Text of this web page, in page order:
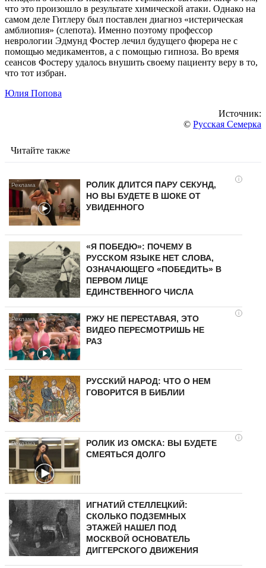
что это произошло в результате химической атаки. Однако на
самом деле Гитлеру был поставлен диагноз «истерическая
амблиопия» (слепота). Именно поэтому профессор
неврологии Эдмунд Фостер лечил будущего фюрера не с
помощью медикаментов, а с помощью гипноза. Во время
сеансов Фостеру удалось внушить своему пациенту веру в то,
что тот избран.
Юлия Попова
Источник:
© Русская Семерка
Читайте также
i
РОЛИК ДЛИТСЯ ПАРУ СЕКУНД,
НО ВЫ БУДЕТЕ В ШОКЕ ОТ
УВИДЕННОГО
«Я ПОБЕДЮ»: ПОЧЕМУ В
РУССКОМ ЯЗЫКЕ НЕТ СЛОВА,
ОЗНАЧАЮЩЕГО «ПОБЕДИТЬ» В
ПЕРВОМ ЛИЦЕ
ЕДИНСТВЕННОГО ЧИСЛА
i
РЖУ НЕ ПЕРЕСТАВАЯ, ЭТО
ВИДЕО ПЕРЕСМОТРИШЬ НЕ
РАЗ
РУССКИЙ НАРОД: ЧТО О НЕМ
ГОВОРИТСЯ В БИБЛИИ
i
РОЛИК ИЗ ОМСКА: ВЫ БУДЕТЕ
СМЕЯТЬСЯ ДОЛГО
ИГНАТИЙ СТЕЛЛЕЦКИЙ:
СКОЛЬКО ПОДЗЕМНЫХ
ЭТАЖЕЙ НАШЕЛ ПОД
МОСКВОЙ ОСНОВАТЕЛЬ
ДИГГЕРСКОГО ДВИЖЕНИЯ